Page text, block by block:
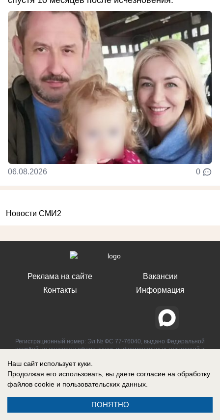
06.08.2026 0
Новости СМИ2
Реклама на сайте
Контакты
Вакансии
Информация
Регистрационный номер: Эл № ФС 77-76040, выдано Федеральной
службой по надзору в сфере связи, информационных технологий и
Наш сайт использует куки.
Продолжая его использовать, вы даете согласие на обработку
файлов cookie и пользовательских данных.
ПОНЯТНО